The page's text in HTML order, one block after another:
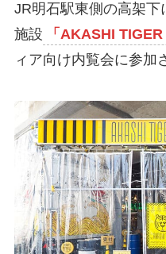
JR明石駅東側の高架
施設
「AKASHI
ィア向け内覧会に参加